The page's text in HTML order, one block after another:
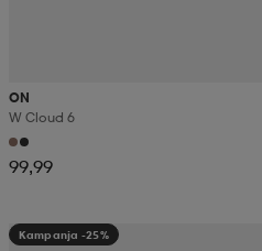
ON
W Cloud 6
99,99
Kampanja -25%